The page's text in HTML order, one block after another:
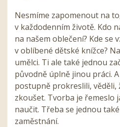
Nesmíme zapomenout na
v každodenním životě. Kdo
na našem oblečení? Kde se
v oblíbené dětské knížce?
umělci. Ti ale také jednou
původně úplně jinou práci.
postupně prokreslili, věděli,
zkoušet. Tvorba je řemeslo
naučit. Třeba se jednou
zaměstnání.